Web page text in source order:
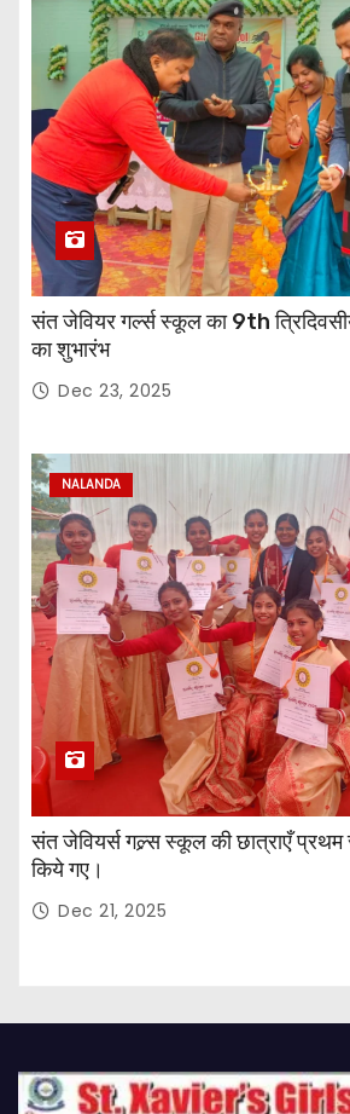
संत जेवियर गर्ल्स स्कूल का 9th
का शुभारंभ
Dec 23, 2025
NALANDA
संत जेवियर्स गल्र्स स्कूल की छात्र‌ाएँ
किये गए।
Dec 21, 2025